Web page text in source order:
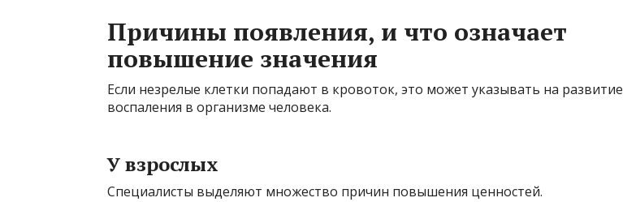
Причины появления, и что означает
повышение значения
Если незрелые клетки попадают в кровоток, это может указывать на развитие
воспаления в организме человека.
У взрослых
Специалисты выделяют множество причин повышения ценностей.